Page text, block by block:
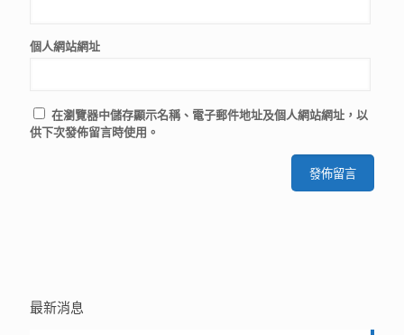
個人網站網址
在瀏覽器中儲存顯示名稱、電子郵件地址及個人網站網址，以
供下次發佈留言時使用。
最新消息